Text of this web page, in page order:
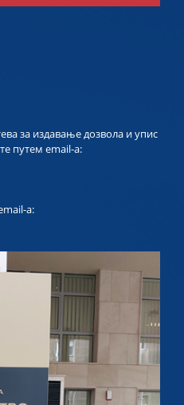
за издавање дозвола и упис
путем email-a:
a: